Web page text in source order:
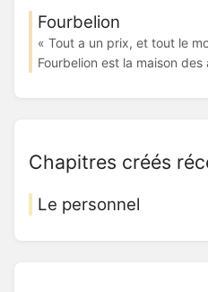
Fourbelion
« Tout a un prix, et tout le
Fourbelion est la maison des
Chapitres créés
Le personnel